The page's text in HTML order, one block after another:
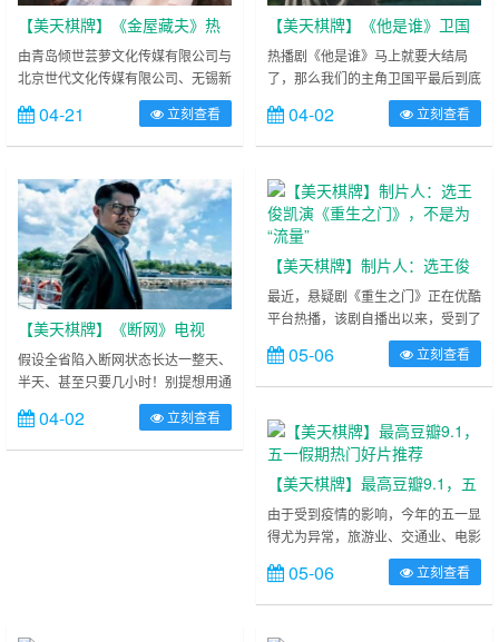
【美天棋牌】《金屋藏夫》热
拍启程，赖美云携手王梓豪开
启千年旷世奇恋
由青岛倾世芸萝文化传媒有限公司与
北京世代文化传媒有限公司、无锡新
澄子影视文化传播有限公司、华策影
视（北京）有限公司、杭州勾山影业
有限公司联合出品联合出品，爱奇艺
夫》于今日在“中国影都”北京市怀柔
区正式开机。该剧由韦子蔚担任总制
片人，王嘉菲执导，江怡蓉监制，讲
述了独自打拼的都市女性金夏和行
为、能力皆状如鬼魅的失忆少年南华
互相治愈……
04-21 立刻查看
【美天棋牌】《他是谁》卫国
平最后到底会和谁在一起？
热播剧《他是谁》马上就要大结局
了，那么我们的主角卫国平最后到底
会和哪个女孩在一起？青梅竹马的聂
小雨，同门小师妹顾开岩，还是新出
现的边缘女孩余爱芹女室友？不知道
和爱情和狂飙中安欣的爱情很像，卫
国平和聂小雨其实就相当于安欣和高
启兰，卫国平和顾开岩其实就相当于
安欣和孟钰，卫国平和路人甲女就相
当于安欣和小小伍！ ……
04-02 立刻查看
【美天棋牌】《断网》电视
剧：拼体力不需烧脑力，菜鸟
都能看懂的骇客攻防战
假设全省陷入断网状态长达一整天、
半天、甚至只要几小时！别提想用通
讯软体和亲朋好友抱怨这场悲剧都没
办法，线上运作进行的交易买卖、商
谈派遣等企业会面临巨大损失；
04-02 立刻查看
【美天棋牌】制片人：选王俊
凯演《重生之门》，不是为“流
量”
最近，悬疑剧《重生之门》正在优酷
平台热播，该剧自播出以来，受到了
不小的关注度。在这部剧当中，王俊
凯饰演了一位高智商的少年庄文杰，
游走在正与邪之间。 ……
05-06 立刻查看
【美天棋牌】最高豆瓣9.1，五
一假期热门好片推荐
由于受到疫情的影响，今年的五一显
得尤为异常，旅游业、交通业、电影
产业等均受到了影响，已经有超过一
半的院线电影撤出了“五一档”，并且
很多地方的影院都关闭了，票房十分
05-06 立刻查看